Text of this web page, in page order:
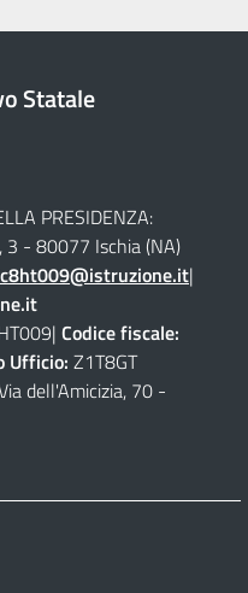
Statale
PRESIDENZA:
3 - 80077 Ischia (NA)
|
Codice fiscale:
Ufficio: Z1T8GT
dell'Amicizia, 70 -